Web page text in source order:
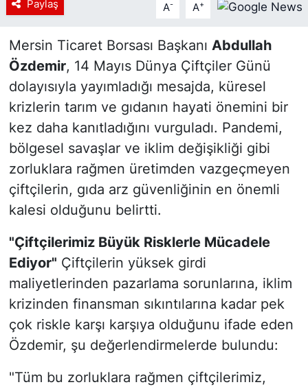
Paylaş A- A+
Mersin Ticaret Borsası Başkanı Abdullah
Özdemir, 14 Mayıs Dünya Çiftçiler Günü
dolayısıyla yayımladığı mesajda, küresel
krizlerin tarım ve gıdanın hayati önemini bir
kez daha kanıtladığını vurguladı. Pandemi,
bölgesel savaşlar ve iklim değişikliği gibi
zorluklara rağmen üretimden vazgeçmeyen
çiftçilerin, gıda arz güvenliğinin en önemli
kalesi olduğunu belirtti.
"Çiftçilerimiz Büyük Risklerle Mücadele
Ediyor" Çiftçilerin yüksek girdi
maliyetlerinden pazarlama sorunlarına, iklim
krizinden finansman sıkıntılarına kadar pek
çok riskle karşı karşıya olduğunu ifade eden
Özdemir, şu değerlendirmelerde bulundu:
"Tüm bu zorluklara rağmen çiftçilerimiz,